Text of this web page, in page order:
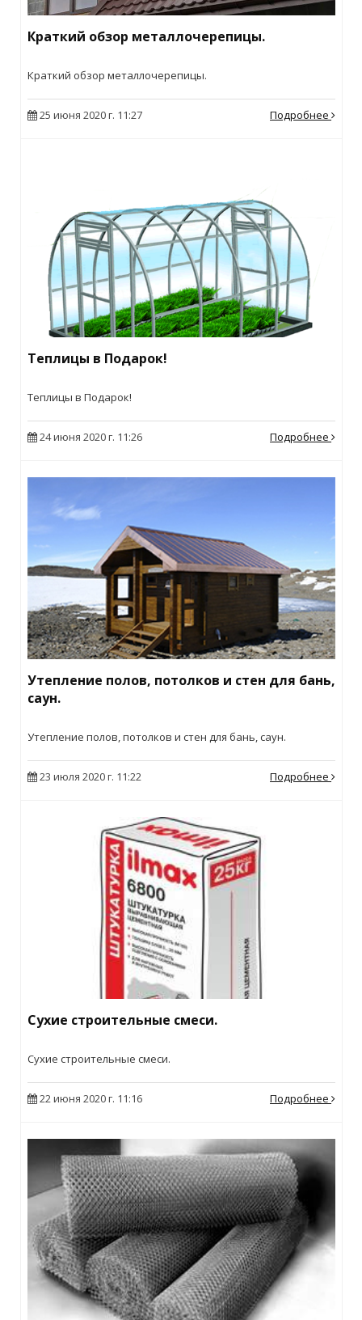
Краткий обзор металлочерепицы.
Краткий обзор металлочерепицы.
25 июня 2020 г. 11:27 Подробнее
Теплицы в Подарок!
Теплицы в Подарок!
24 июня 2020 г. 11:26 Подробнее
Утепление полов, потолков и стен для бань,
саун.
Утепление полов, потолков и стен для бань, саун.
23 июля 2020 г. 11:22 Подробнее
Сухие строительные смеси.
Сухие строительные смеси.
22 июня 2020 г. 11:16 Подробнее